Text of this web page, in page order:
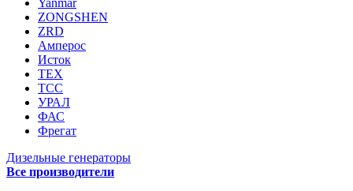
Yanmar
ZONGSHEN
ZRD
Амперос
Исток
ТЕХ
ТСС
УРАЛ
ФАС
Фрегат
Дизельные генераторы
Все производители